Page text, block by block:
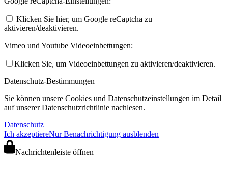
Klicken Sie hier, um Google reCaptcha zu
aktivieren/deaktivieren.
Vimeo und Youtube Videoeinbettungen:
Klicken Sie, um Videoeinbettungen zu aktivieren/deaktivieren.
Datenschutz-Bestimmungen
Sie können unsere Cookies und Datenschutzeinstellungen im Detail
auf unserer Datenschutzrichtlinie nachlesen.
Datenschutz
Ich akzeptiereNur Benachrichtigung ausblenden
Nachrichtenleiste öffnen